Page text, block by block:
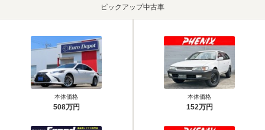
ピックアップ中古車
本体価格
508万円
本体価格
152万円